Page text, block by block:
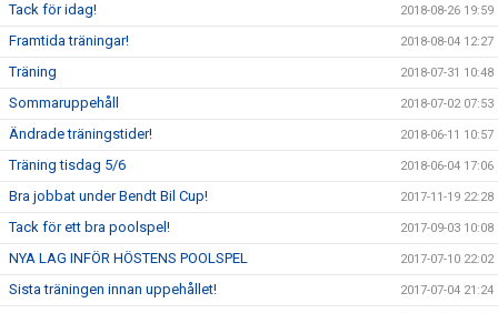
Tack för idag! 2018-08-26 19:59
Framtida träningar! 2018-08-04 12:27
Träning 2018-07-31 10:48
Sommaruppehåll 2018-07-02 07:53
Ändrade träningstider! 2018-06-11 10:57
Träning tisdag 5/6 2018-06-04 17:06
Bra jobbat under Bendt Bil Cup! 2017-11-19 22:28
Tack för ett bra poolspel! 2017-09-03 10:08
NYA LAG INFÖR HÖSTENS POOLSPEL 2017-07-10 22:02
Sista träningen innan uppehållet! 2017-07-04 21:24